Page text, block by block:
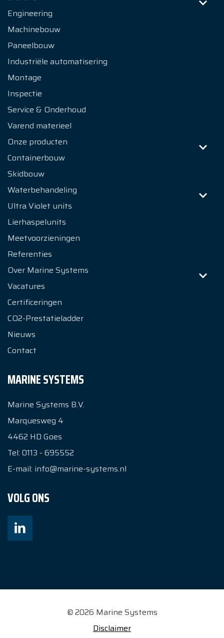
Engineering
Machinebouw
Paneelbouw
Industriële automatisering
Montage
Inspectie
Service & Onderhoud
Varend materieel
Onze producten
Containerbouw
Skidbouw
Waterbehandeling
Ultra Violet units
Lierhaspelunits
Meetvoorzieningen
Referenties
Over Marine Systems
Vacatures
Certificeringen
CO2-Prestatieladder
Nieuws
Contact
MARINE SYSTEMS
Marine Systems B.V.
Marquesweg 4
4462 HD Goes
Tel: 0113 - 695552
E-mail: info@marine-systems.nl
VOLG ONS
© 2026 Marine Systems
Disclaimer